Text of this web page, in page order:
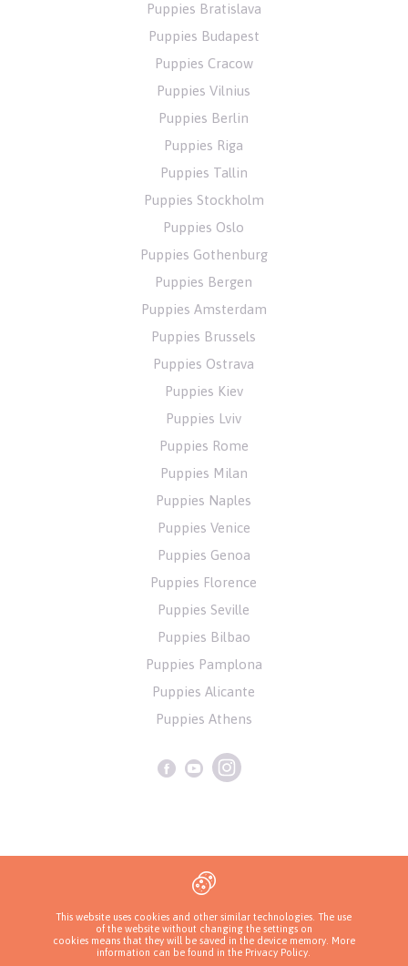
Puppies Bratislava
Puppies Budapest
Puppies Cracow
Puppies Vilnius
Puppies Berlin
Puppies Riga
Puppies Tallin
Puppies Stockholm
Puppies Oslo
Puppies Gothenburg
Puppies Bergen
Puppies Amsterdam
Puppies Brussels
Puppies Ostrava
Puppies Kiev
Puppies Lviv
Puppies Rome
Puppies Milan
Puppies Naples
Puppies Venice
Puppies Genoa
Puppies Florence
Puppies Seville
Puppies Bilbao
Puppies Pamplona
Puppies Alicante
Puppies Athens
Privacy Policy
Copyrights ( c ) 2026 Look4dog.com
This website uses cookies and other similar technologies. The use
of the website without changing the settings on
cookies means that they will be saved in the device memory. More
information can be found in the Privacy Policy